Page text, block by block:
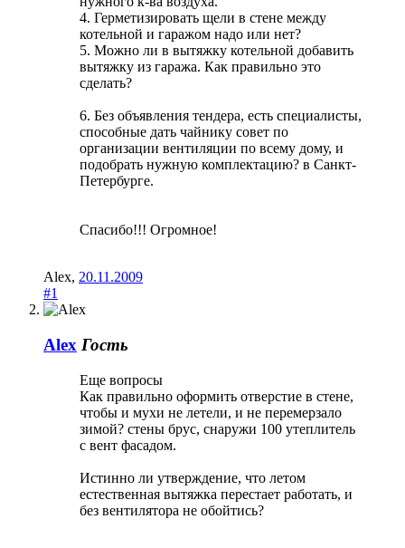
4. Герметизировать щели в стене между
котельной и гаражом надо или нет?
5. Можно ли в вытяжку котельной добавить
вытяжку из гаража. Как правильно это
сделать?
6. Без объявления тендера, есть специалисты,
способные дать чайнику совет по
организации вентиляции по всему дому, и
подобрать нужную комплектацию? в Санкт-
Петербурге.
Спасибо!!! Огромное!
Alex, 20.11.2009
#1
Alex Гость
Еще вопросы
Как правильно оформить отверстие в стене,
чтобы и мухи не летели, и не перемерзало
зимой? стены брус, снаружи 100 утеплитель
с вент фасадом.
Истинно ли утверждение, что летом
естественная вытяжка перестает работать, и
без вентилятора не обойтись?